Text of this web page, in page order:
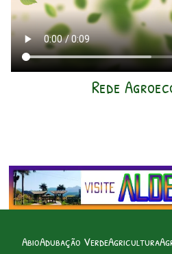
Rede
AbioAdubação VerdeAgricultura